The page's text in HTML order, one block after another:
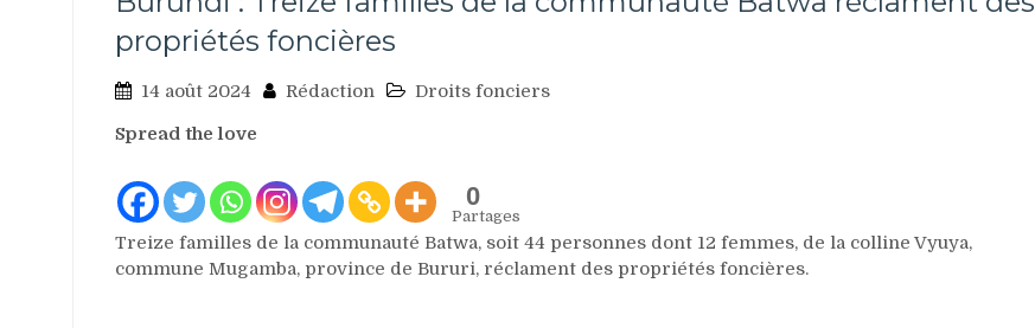
propriétés foncières
14 août 2024 Rédaction
Droits fonciers
Spread the love
0
Partages
Treize familles de la communauté Batwa, soit 44 personnes dont 12 femmes, de la colline Vyuya,
commune Mugamba, province de Bururi, réclament des propriétés foncières.